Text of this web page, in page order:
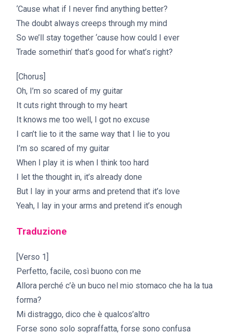
‘Cause what if I never find anything better?
The doubt always creeps through my mind
So we’ll stay together ‘cause how could I ever
Trade somethin’ that’s good for what’s right?
[Chorus]
Oh, I’m so scared of my guitar
It cuts right through to my heart
It knows me too well, I got no excuse
I can’t lie to it the same way that I lie to you
I’m so scared of my guitar
When I play it is when I think too hard
I let the thought in, it’s already done
But I lay in your arms and pretend that it’s love
Yeah, I lay in your arms and pretend it’s enough
Traduzione
[Verso 1]
Perfetto, facile, così buono con me
Allora perché c’è un buco nel mio stomaco che ha la tua
forma?
Mi distraggo, dico che è qualcos’altro
Forse sono solo sopraffatta, forse sono confusa